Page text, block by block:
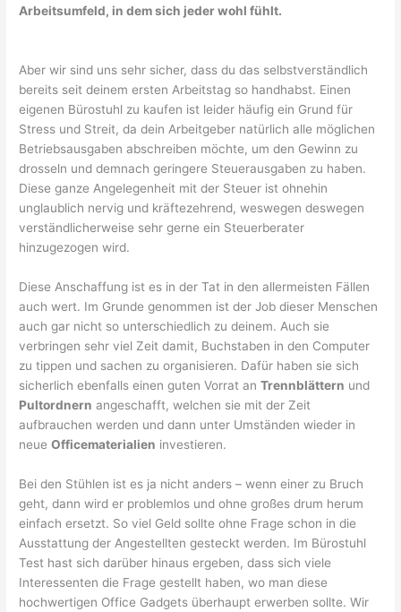
Arbeitsumfeld, in dem sich jeder wohl fühlt.
Aber wir sind uns sehr sicher, dass du das selbstverständlich
bereits seit deinem ersten Arbeitstag so handhabst. Einen
eigenen Bürostuhl zu kaufen ist leider häufig ein Grund für
Stress und Streit, da dein Arbeitgeber natürlich alle möglichen
Betriebsausgaben abschreiben möchte, um den Gewinn zu
drosseln und demnach geringere Steuerausgaben zu haben.
Diese ganze Angelegenheit mit der Steuer ist ohnehin
unglaublich nervig und kräftezehrend, weswegen deswegen
verständlicherweise sehr gerne ein Steuerberater
hinzugezogen wird.
Diese Anschaffung ist es in der Tat in den allermeisten Fällen
auch wert. Im Grunde genommen ist der Job dieser Menschen
auch gar nicht so unterschiedlich zu deinem. Auch sie
verbringen sehr viel Zeit damit, Buchstaben in den Computer
zu tippen und sachen zu organisieren. Dafür haben sie sich
sicherlich ebenfalls einen guten Vorrat anTrennblättern und
Pultordnern angeschafft, welchen sie mit der Zeit
aufbrauchen werden und dann unter Umständen wieder in
neueOfficematerialien investieren.
Bei den Stühlen ist es ja nicht anders – wenn einer zu Bruch
geht, dann wird er problemlos und ohne großes drum herum
einfach ersetzt. So viel Geld sollte ohne Frage schon in die
Ausstattung der Angestellten gesteckt werden. Im Bürostuhl
Test hast sich darüber hinaus ergeben, dass sich viele
Interessenten die Frage gestellt haben, wo man diese
hochwertigen Office Gadgets überhaupt erwerben sollte. Wir